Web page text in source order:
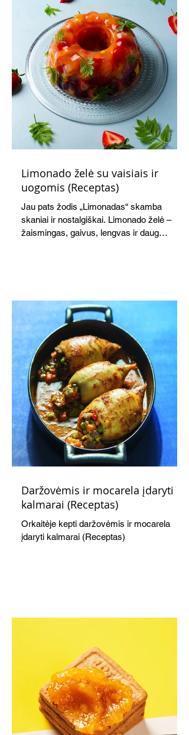
Limonado želė su vaisiais ir
uogomis (Receptas)
Jau pats žodis „Limonadas“ skamba
skaniai ir nostalgiškai. Limonado želė –
žaismingas, gaivus, lengvas ir daug
Daržovėmis ir mocarela įdaryti
kalmarai (Receptas)
Orkaitėje kepti daržovėmis ir mocarela
įdaryti kalmarai (Receptas)